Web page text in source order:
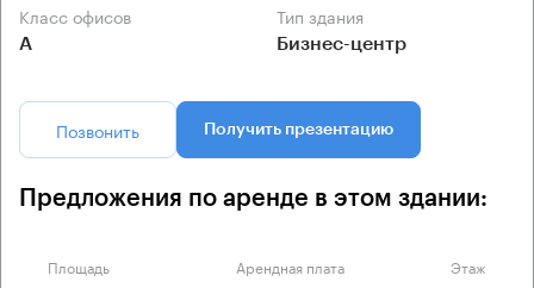
Класс офисов
А
Тип здания
Бизнес-центр
Позвонить Получить презентацию
Предложения по аренде в этом здании:
Площадь Арендная плата Этаж